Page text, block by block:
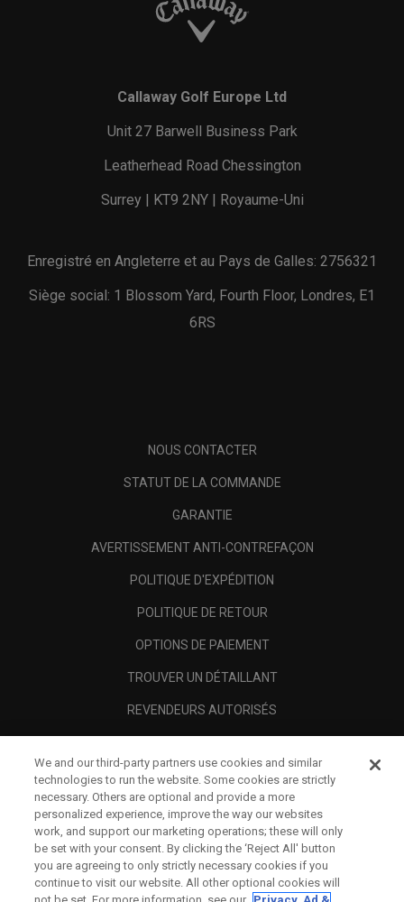
Callaway Golf Europe Ltd
Unit 27 Barwell Business Park
Leatherhead Road Chessington
Surrey | KT9 2NY | Royaume-Uni
Enregistré en Angleterre et au Pays de Galles: 2756321
Siège social: 1 Blossom Yard, Fourth Floor, Londres, E1
6RS
NOUS CONTACTER
STATUT DE LA COMMANDE
GARANTIE
AVERTISSEMENT ANTI-CONTREFAÇON
POLITIQUE D'EXPÉDITION
POLITIQUE DE RETOUR
OPTIONS DE PAIEMENT
TROUVER UN DÉTAILLANT
REVENDEURS AUTORISÉS
A PROPOS
MENTIONS LÉGALES
We and our third-party partners use cookies and similar
technologies to run the website. Some cookies are strictly
necessary. Others are optional and provide a more
personalized experience, improve the way our websites
work, and support our marketing operations; these will only
be set with your consent. By clicking the ‘Reject All' button
you are agreeing to only strictly necessary cookies if you
continue to visit our website. All other optional cookies will